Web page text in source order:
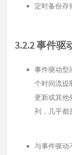
定时备份存
3.2.2 事件驱
事件驱动型
个时间流提
更新或其他
列，几乎都
与事件驱动